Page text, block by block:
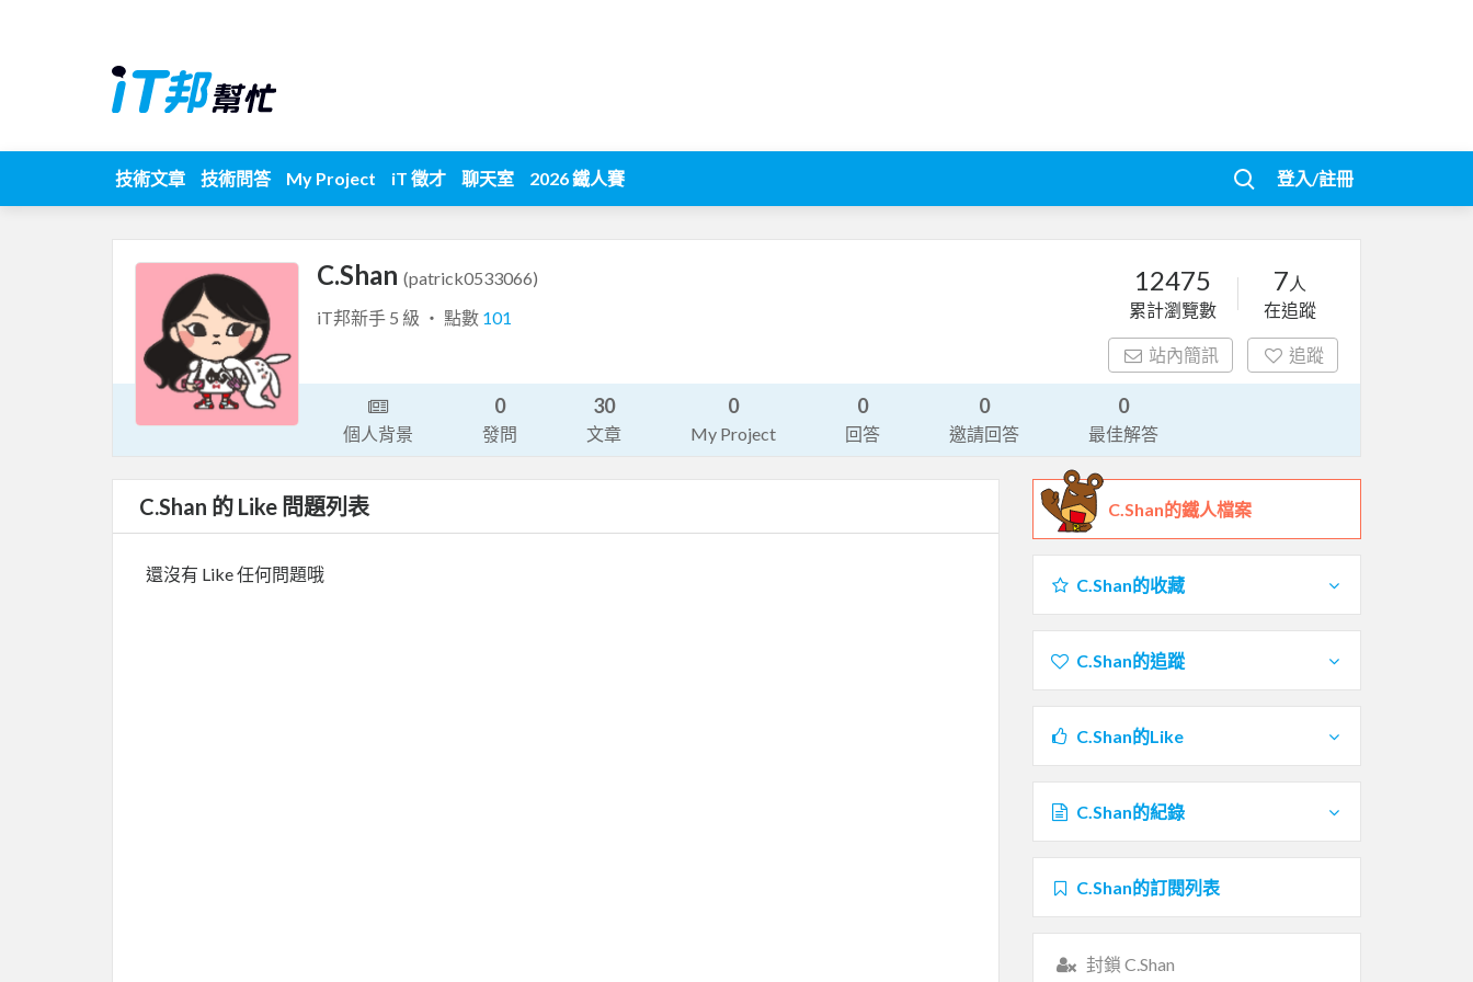
技術文章 技術問答 My Project iT 徵才 聊天室 2026 鐵人賽 登入/註冊
C.Shan (patrick0533066)
iT邦新手 5 級 ‧ 點數 101
12475
累計瀏覽數
7 人
在追蹤
站內簡訊 追蹤
個人背景
0
發問
30
文章
0
My Project
0
回答
0
邀請回答
0
最佳解答
C.Shan 的 Like 問題列表
還沒有 Like 任何問題哦
C.Shan的鐵人檔案
C.Shan的收藏
C.Shan的追蹤
C.Shan的Like
C.Shan的紀錄
C.Shan的訂閱列表
封鎖 C.Shan